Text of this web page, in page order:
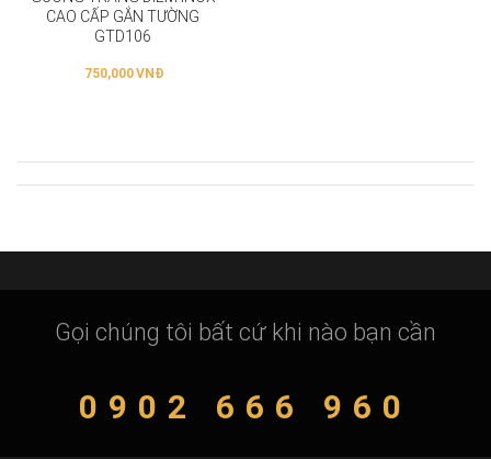
CAO CẤP GẮN TƯỜNG
GTD106
750,000VNĐ
Gọi chúng tôi bất cứ khi nào bạn cần
0902 666 960